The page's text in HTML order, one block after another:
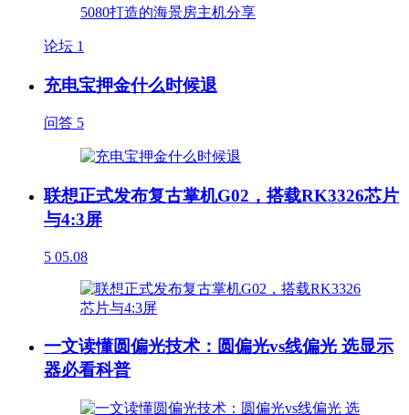
论坛 1
充电宝押金什么时候退
问答 5
联想正式发布复古掌机G02，搭载RK3326芯片
与4:3屏
5 05.08
一文读懂圆偏光技术：圆偏光vs线偏光 选显示
器必看科普